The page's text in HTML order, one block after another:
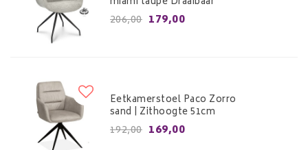
206,00 179,00
Eetkamerstoel Paco Zorro
sand | Zithoogte 51cm
192,00 169,00